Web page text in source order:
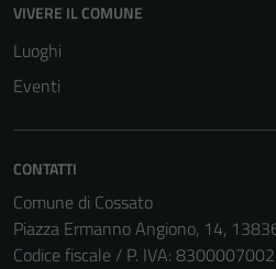
VIVERE IL COMUNE
Luoghi
Eventi
CONTATTI
Comune di Cossato
Piazza Ermanno Angiono, 14,
Codice fiscale / P. IVA: